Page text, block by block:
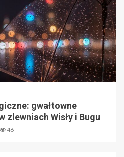
gwałtowne
zlewniach Wisły i Bugu
46